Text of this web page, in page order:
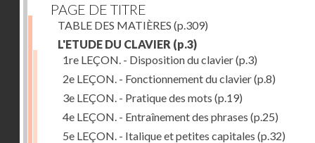
PAGE DE TITRE
TABLE DES MATIÈRES (p.309)
L'ETUDE DU CLAVIER (p.3)
1re LEÇON. - Disposition du clavier(p.3)
2e LEÇON. - Fonctionnement du clavier(p.8)
3e LEÇON. - Pratique des mots (p.19)
4e LEÇON. - Entraînement des phrases (p.25)
5e LEÇON. - Italique et petites capitales (p.32)